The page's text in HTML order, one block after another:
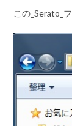
この _Serato_